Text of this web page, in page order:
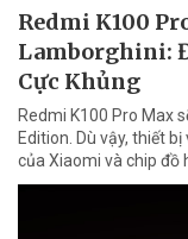
Redmi K100
Lamborghini:
Cực Khủng
Redmi K100 Pro Max
Edition. Dù vậy, thiết
của Xiaomi và chip đồ